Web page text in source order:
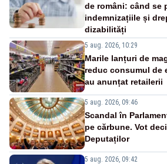
de români: când se
indemnizațiile și
dizabilități
5 aug. 2026, 10:29
Marile lanțuri de
reduc consumul de
au anunțat retailerii
5 aug. 2026, 09:46
Scandal în
pe cărbune. Vot
Deputaților
5 aug. 2026, 09:42